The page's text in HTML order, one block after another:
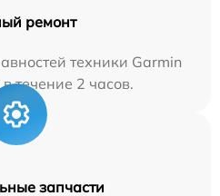
ремонт
техники Garmin
течение 2 часов.
запчасти